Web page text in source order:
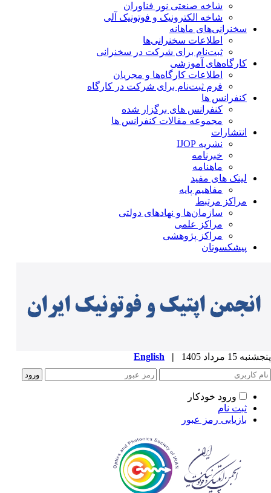
شاخه صنعتی نور فناوران
شاخه‌ الکترونیک و فوتونیک آلی
سخنرانی‌های ماهانه
اطلاعات سخنرانی‌‌ها
ثبت‌نام برای شرکت در سخنرانی
کارگاه‌های آموزشی
اطلاعات کارگاه‌ها و مجریان
فرم ثبت‌نام برای شرکت در کارگاه
کنفرانس ها
کنفرانس های برگزار شده
مجموعه مقالات کنفرانس ها
انتشارات
نشریه IJOP
خبرنامه
ماهنامه
لینک های مفید
مفاهیم پایه
مراکز مرتبط
سازمان‌ها و نهادهای دولتی
مراکز علمی
مراکز پژوهشی
پیشکسوتان
15 مرداد 1405 |
English
ورود خودکار
ثبت نام
بازیابی رمز عبور